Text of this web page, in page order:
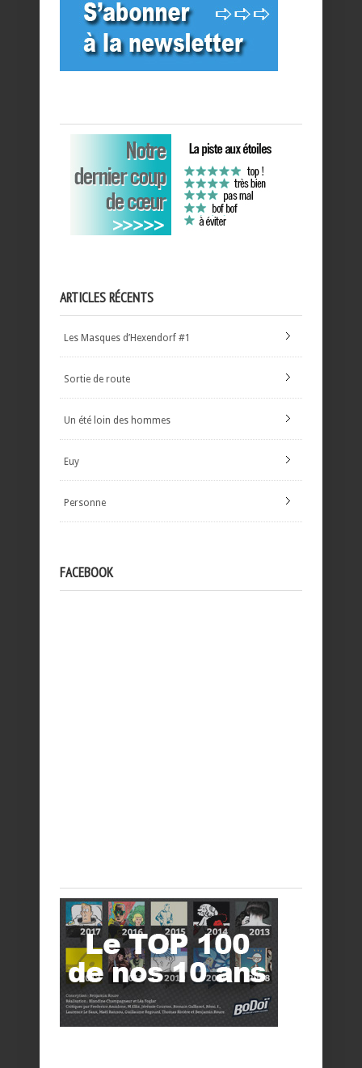
ARTICLES RÉCENTS
Les Masques d’Hexendorf #1
Sortie de route
Un été loin des hommes
Euy
Personne
FACEBOOK